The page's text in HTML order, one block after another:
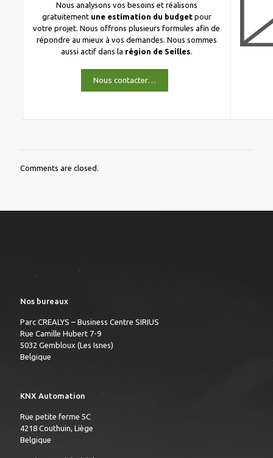
Nous analysons vos besoins et réalisons
gratuitement une estimation du budgetpour
votre projet. Nous offrons plusieurs formules afin de
répondre au mieux à vos demandes. Nous sommes
aussi actif dans la région de Seilles.
Nous contacter…
Comments are closed.
Nos bureaux
Parc CREALYS – Business Centre SIRIUS
Rue Camille Hubert 7-9
5032 Gembloux (Les Isnes)
Belgique
KNX Automation
Rue petite ferme 5C
4218 Couthuin, Liège
Belgique